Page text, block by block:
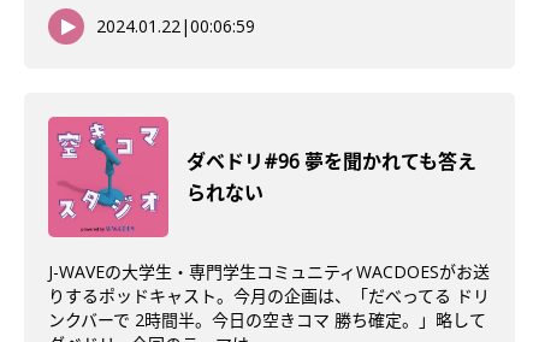
2024.01.22|00:06:59
ダベドリ#96 夢を聞かれても答え
られない
J-WAVEの大学生・専門学生コミュニティWACDOESがお送
りするポッドキャスト。今月の企画は、「だべってる ドリ
ンクバーで 2時間半。今日の空きコマ 勝ち確定。」略して